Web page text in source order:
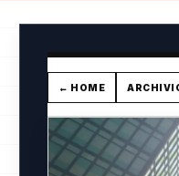
← HOME